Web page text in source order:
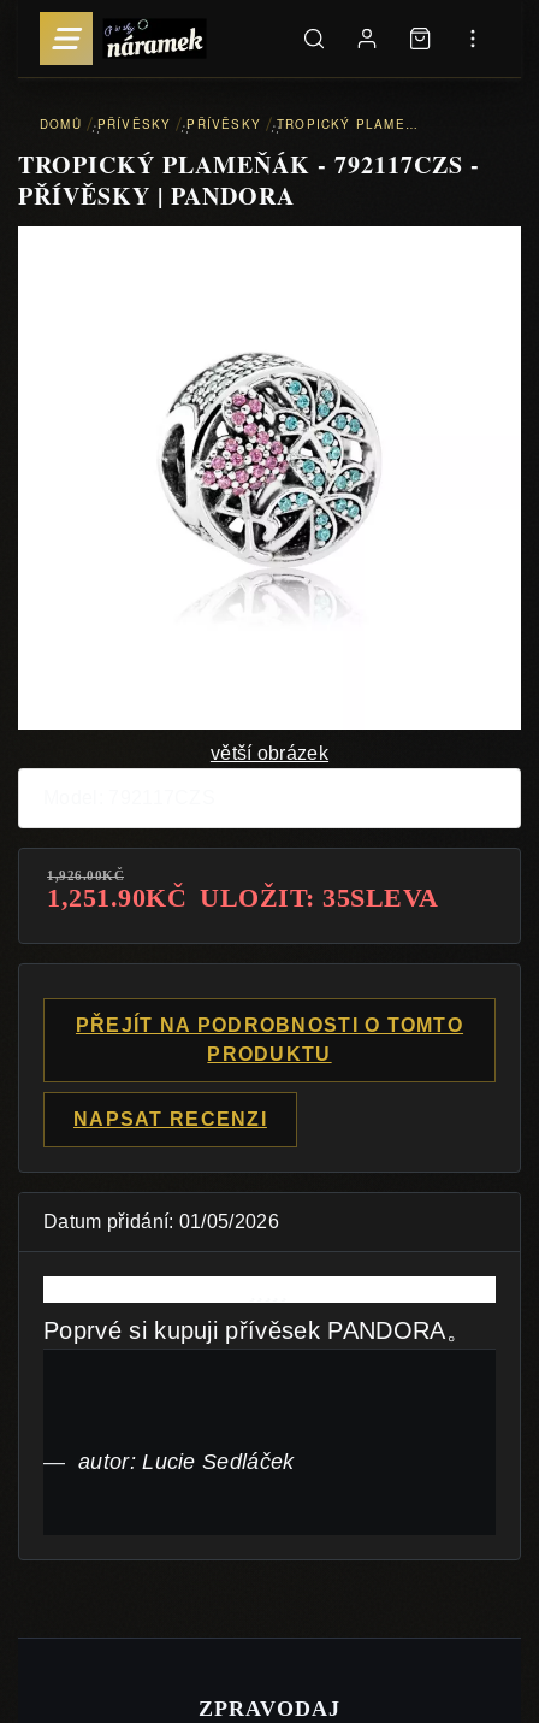
DOMŮ ::PŘÍVĚSKY ::PŘÍVĚSKY :: TROPICKÝ PLAMEŇÁK - 792117CZS - PŘÍVĚSKY | PANDORA
TROPICKÝ PLAMEŇÁK - 792117CZS -
PŘÍVĚSKY | PANDORA
větší obrázek
1,926.00KČ
1,251.90KČ ULOŽIT: 35SLEVA
PŘEJÍT NA PODROBNOSTI O TOMTO
PRODUKTU
NAPSAT RECENZI
Datum přidání: 01/05/2026
Poprvé si kupuji přívěsek PANDORA。
autor: Lucie Sedláček
ZPRAVODAJ